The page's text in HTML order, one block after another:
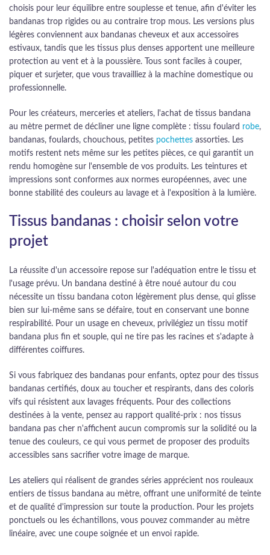
choisis pour leur équilibre entre souplesse et tenue, afin d'éviter les
bandanas trop rigides ou au contraire trop mous. Les versions plus
légères conviennent aux bandanas cheveux et aux accessoires
estivaux, tandis que les tissus plus denses apportent une meilleure
protection au vent et à la poussière. Tous sont faciles à couper,
piquer et surjeter, que vous travailliez à la machine domestique ou
professionnelle.
Pour les créateurs, merceries et ateliers, l'achat de tissus bandana
au mètre permet de décliner une ligne complète : tissu foulard robe,
bandanas, foulards, chouchous, petites pochettes assorties. Les
motifs restent nets même sur les petites pièces, ce qui garantit un
rendu homogène sur l'ensemble de vos produits. Les teintures et
impressions sont conformes aux normes européennes, avec une
bonne stabilité des couleurs au lavage et à l'exposition à la lumière.
Tissus bandanas : choisir selon votre
projet
La réussite d'un accessoire repose sur l'adéquation entre le tissu et
l'usage prévu. Un bandana destiné à être noué autour du cou
nécessite un tissu bandana coton légèrement plus dense, qui glisse
bien sur lui-même sans se défaire, tout en conservant une bonne
respirabilité. Pour un usage en cheveux, privilégiez un tissu motif
bandana plus fin et souple, qui ne tire pas les racines et s'adapte à
différentes coiffures.
Si vous fabriquez des bandanas pour enfants, optez pour des tissus
bandanas certifiés, doux au toucher et respirants, dans des coloris
vifs qui résistent aux lavages fréquents. Pour des collections
destinées à la vente, pensez au rapport qualité-prix : nos tissus
bandana pas cher n'affichent aucun compromis sur la solidité ou la
tenue des couleurs, ce qui vous permet de proposer des produits
accessibles sans sacrifier votre image de marque.
Les ateliers qui réalisent de grandes séries apprécient nos rouleaux
entiers de tissus bandana au mètre, offrant une uniformité de teinte
et de qualité d'impression sur toute la production. Pour les projets
ponctuels ou les échantillons, vous pouvez commander au mètre
linéaire, avec une coupe soignée et un envoi rapide.